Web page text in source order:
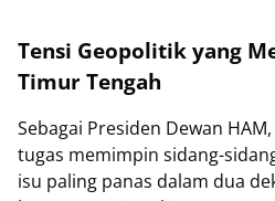
Tensi Geopolitik yang
Timur Tengah
Sebagai Presiden Dewan
tugas memimpin sidang-
isu paling panas dalam dua